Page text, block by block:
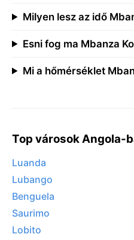
Milyen lesz az idő
Esni fog ma Mbanza
Mi a hőmérséklet
Top városok Angola-
Luanda
Lubango
Benguela
Saurimo
Lobito